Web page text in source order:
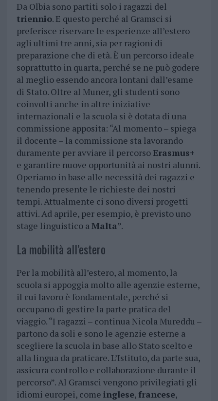
Da Olbia sono partiti solo i ragazzi del
triennio. E questo perché al Gramsci si
preferisce riservare le esperienze all’estero
agli ultimi tre anni, sia per ragioni di
preparazione che di età. È un percorso ideale
soprattutto in quarta, perché se ne può godere
al meglio essendo ancora lontani dall’esame
di Stato. Oltre al Muner, gli studenti sono
coinvolti anche in altre iniziative
internazionali e la scuola si è dotata di una
commissione apposita: “Al momento – spiega
il docente – la commissione sta lavorando
duramente per avviare il percorsoErasmus+
e garantire nuove opportunità ai nostri alunni.
Operiamo in base alle necessità dei ragazzi e
tenendo presente le richieste dei nostri
tempi. Attualmente ci sono diversi progetti
attivi. Ad aprile, per esempio, è previsto uno
stage linguistico aMalta”.
La mobilità all’estero
Per la mobilità all’estero, al momento, la
scuola si appoggia molto alle agenzie esterne,
il cui lavoro è fondamentale, perché si
occupano di gestire la parte pratica del
viaggio. “I ragazzi – continua Nicola Mureddu –
partono da soli e sono le agenzie esterne a
scegliere la scuola in base allo Stato scelto e
alla lingua da praticare. L’Istituto, da parte sua,
assicura controllo e collaborazione durante il
percorso”. Al Gramsci vengono privilegiati gli
idiomi europei, come inglese, francese,